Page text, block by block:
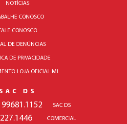
NOTÍCIAS
CONOSCO
FALE CONOSCO
DE DENÚNCIAS
DE PRIVACIDADE
LOJA OFICIAL ML
SAC DS
99681.1152 SAC DS
COMERCIAL